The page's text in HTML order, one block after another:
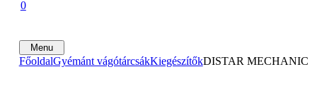
0
Menu
FőoldalGyémánt vágótárcsákKiegészítőkDISTAR MECHANIC